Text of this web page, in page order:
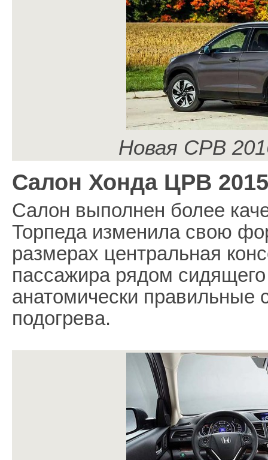
Новая СРВ
Салон Хонда ЦРВ
Салон выполнен более
Торпеда изменила свою
размерах центральная
пассажира рядом
анатомически правильные
подогрева.